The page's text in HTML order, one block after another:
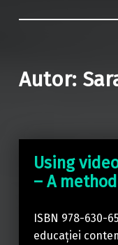
Autor:
Using
– A
ISBN 978-630-
educației